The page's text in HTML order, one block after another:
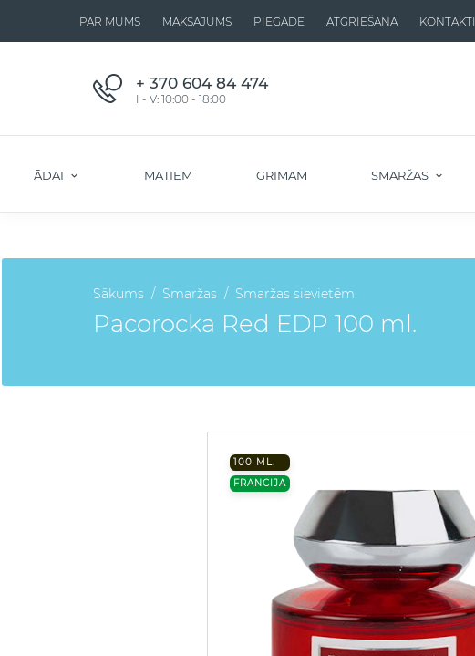
PAR MUMS MAKSĀJUMS PIEGĀDE ATGRIEŠANA KONTAKTI
+ 370 604 84 474
I - V: 10:00 - 18:00
ĀDAI MATIEM GRIMAM SMARŽAS
Sākums Smaržas Smaržas sievietēm
Pacorocka Red EDP 100 ml.
100 ML.
FRANCIJA